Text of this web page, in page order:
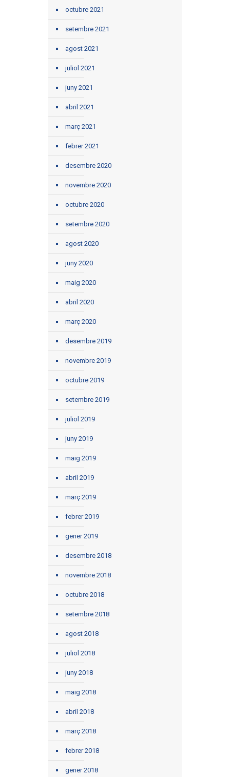
octubre 2021
setembre 2021
agost 2021
juliol 2021
juny 2021
abril 2021
març 2021
febrer 2021
desembre 2020
novembre 2020
octubre 2020
setembre 2020
agost 2020
juny 2020
maig 2020
abril 2020
març 2020
desembre 2019
novembre 2019
octubre 2019
setembre 2019
juliol 2019
juny 2019
maig 2019
abril 2019
març 2019
febrer 2019
gener 2019
desembre 2018
novembre 2018
octubre 2018
setembre 2018
agost 2018
juliol 2018
juny 2018
maig 2018
abril 2018
març 2018
febrer 2018
gener 2018